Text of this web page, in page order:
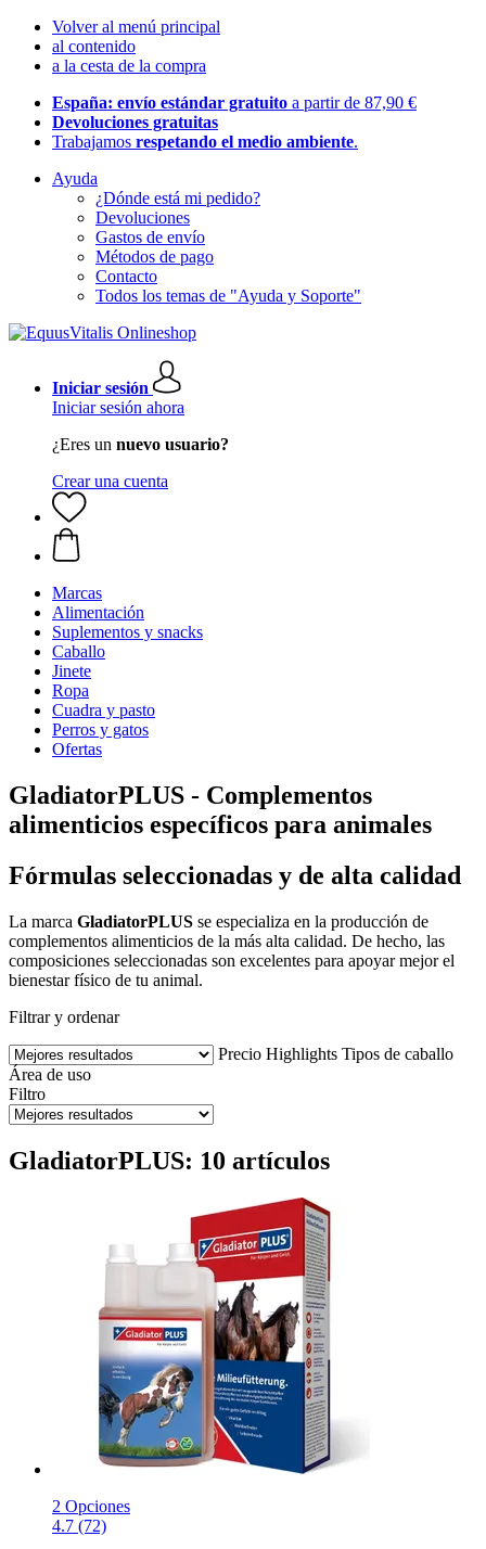
Volver al menú principal
al contenido
a la cesta de la compra
España: envío estándar gratuito a partir de 87,90 €
Devoluciones gratuitas
Trabajamos respetando el medio ambiente.
Ayuda
¿Dónde está mi pedido?
Devoluciones
Gastos de envío
Métodos de pago
Contacto
Todos los temas de "Ayuda y Soporte"
Iniciar sesión
Iniciar sesión ahora
¿Eres un nuevo usuario?
Crear una cuenta
Marcas
Alimentación
Suplementos y snacks
Caballo
Jinete
Ropa
Cuadra y pasto
Perros y gatos
Ofertas
GladiatorPLUS - Complementos
alimenticios específicos para animales
Fórmulas seleccionadas y de alta calidad
La marca GladiatorPLUS se especializa en la producción de
complementos alimenticios de la más alta calidad. De hecho, las
composiciones seleccionadas son excelentes para apoyar mejor el
bienestar físico de tu animal.
Filtrar y ordenar
Precio Highlights Tipos de caballo
Área de uso
Filtro
GladiatorPLUS: 10 artículos
2 Opciones
4.7 (72)